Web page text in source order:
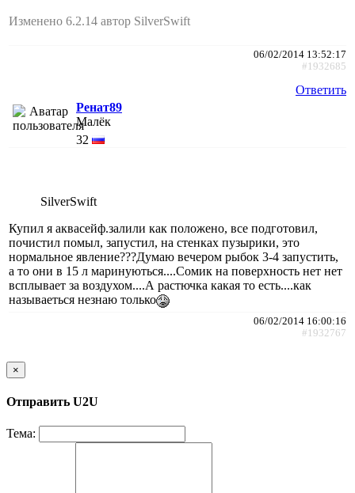
Изменено 6.2.14 автор SilverSwift
06/02/2014 13:52:17
#1932685
Ответить
Ренат89
Малёк
32
SilverSwift
Купил я аквасейф.залили как положено, все подготовил,
почистил помыл, запустил, на стенках пузырики, это
нормальное явление???Думаю вечером рыбок 3-4 запустить,
а то они в 15 л маринуються....Сомик на поверхность нет нет
всплывает за воздухом....А растючка какая то есть....как
называеться незнаю только
06/02/2014 16:00:16
#1932767
×
Отправить U2U
Тема: